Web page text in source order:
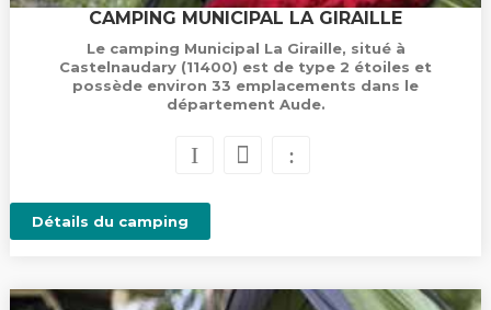
CAMPING MUNICIPAL LA GIRAILLE
Le camping Municipal La Giraille, situé à
Castelnaudary (11400) est de type 2 étoiles et
possède environ 33 emplacements dans le
département Aude.
Détails du camping